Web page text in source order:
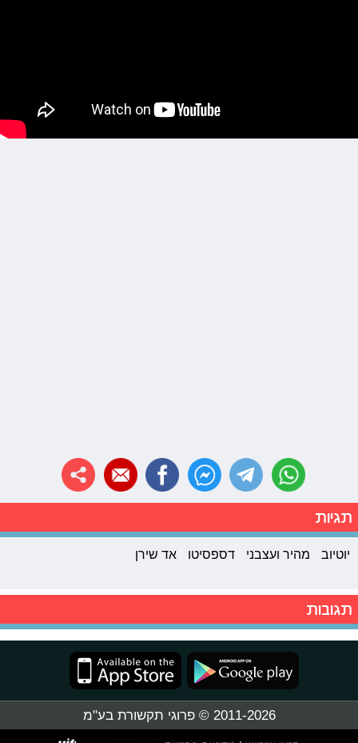
תגיות
יוטיוב מהיר ועצבני דספסיטו אד שירן
תגובות
2011-2026 © פרוגי תקשורת בע"מ